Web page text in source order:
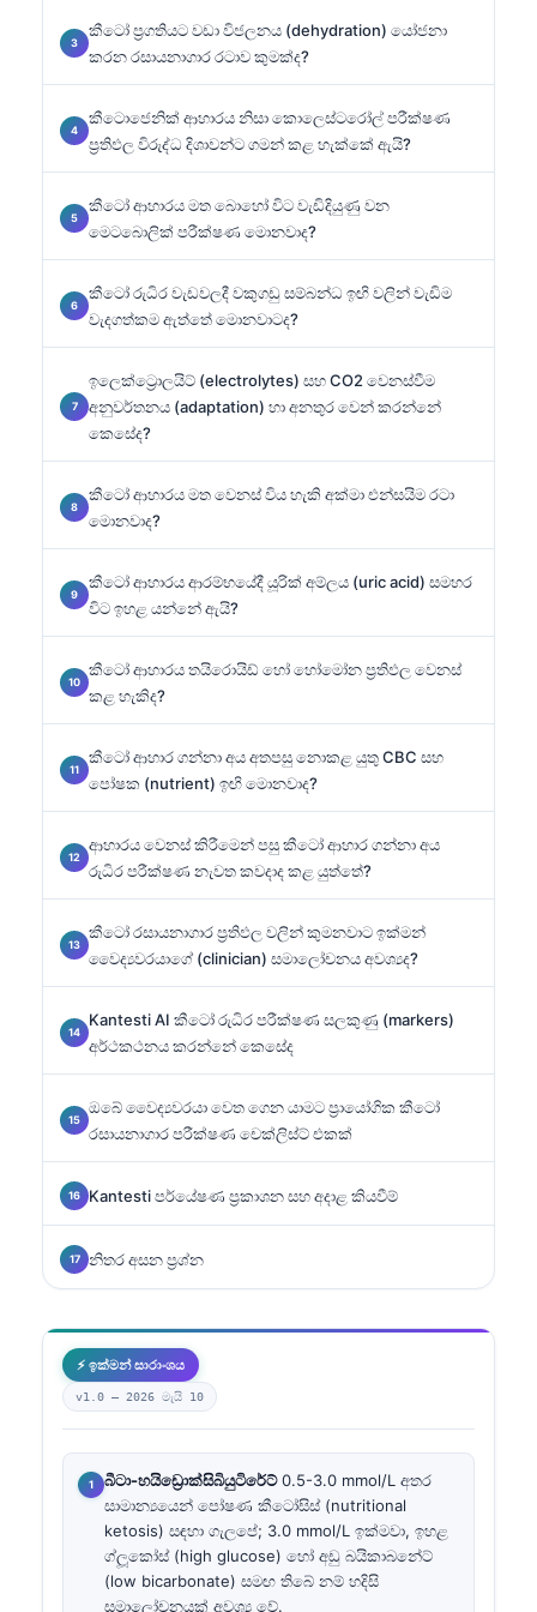
කීටෝ ප්‍රගතියට වඩා විජලනය (dehydration) යෝජනා
කරන රසායනාගාර රටාව කුමක්ද?
කීටොජෙනික් ආහාරය නිසා කොලෙස්ටරෝල් පරීක්ෂණ
ප්‍රතිඵල විරුද්ධ දිශාවන්ට ගමන් කළ හැක්කේ ඇයි?
කීටෝ ආහාරය මත බොහෝ විට වැඩිදියුණු වන
මෙටබොලික් පරීක්ෂණ මොනවාද?
කීටෝ රුධිර වැඩවලදී වකුගඩු සම්බන්ධ ඉඟි වලින් වැඩිම
වැදගත්කම ඇත්තේ මොනවාටද?
ඉලෙක්ට්‍රොලයිට් (electrolytes) සහ CO2 වෙනස්වීම
අනුවර්තනය (adaptation) හා අනතුර වෙන් කරන්නේ
කෙසේද?
කීටෝ ආහාරය මත වෙනස් විය හැකි අක්මා එන්සයිම රටා
මොනවාද?
කීටෝ ආහාරය ආරම්භයේදී යූරික් අම්ලය (uric acid) සමහර
විට ඉහළ යන්නේ ඇයි?
කීටෝ ආහාරය තයිරොයිඩ් හෝ හෝමෝන ප්‍රතිඵල වෙනස්
කළ හැකිද?
කීටෝ ආහාර ගන්නා අය අතපසු නොකළ යුතු CBC සහ
පෝෂක (nutrient) ඉඟි මොනවාද?
ආහාරය වෙනස් කිරීමෙන් පසු කීටෝ ආහාර ගන්නා අය
රුධිර පරීක්ෂණ නැවත කවදාද කළ යුත්තේ?
කීටෝ රසායනාගාර ප්‍රතිඵල වලින් කුමනවාට ඉක්මන්
වෛද්‍යවරයාගේ (clinician) සමාලෝචනය අවශ්‍යද?
Kantesti AI කීටෝ රුධිර පරීක්ෂණ සලකුණු (markers)
අර්ථකථනය කරන්නේ කෙසේද
ඔබේ වෛද්‍යවරයා වෙත ගෙන යාමට ප්‍රායෝගික කීටෝ
රසායනාගාර පරීක්ෂණ චෙක්ලිස්ට් එකක්
Kantesti පර්යේෂණ ප්‍රකාශන සහ අදාළ කියවීම්
නිතර අසන ප්‍රශ්න
⚡ ඉක්මන් සාරාංශය
v1.0 — 2026 මැයි 10
බීටා-හයිඩ්‍රොක්සිබියුටිරේට්0.5-3.0 mmol/L අතර
සාමාන්‍යයෙන් පෝෂණ කීටෝසිස් (nutritional
ketosis) සඳහා ගැලපේ; 3.0 mmol/L ඉක්මවා, ඉහළ
ග්ලූකෝස් (high glucose) හෝ අඩු බයිකාබනේට්
(low bicarbonate) සමඟ තිබේ නම් හදිසි
සමාලෝචනයක් අවශ්‍ය වේ.